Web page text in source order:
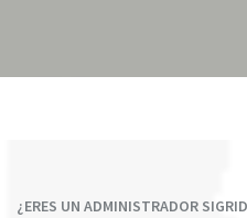
¿ERES UN ADMINISTRADOR